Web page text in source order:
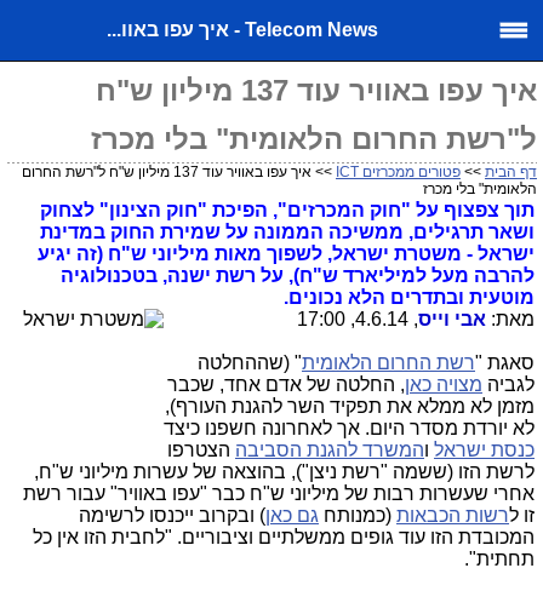
Telecom News - איך עפו באוו...
איך עפו באוויר עוד 137 מיליון ש"ח
ל"רשת החרום הלאומית" בלי מכרז
דף הבית >> פטורים ממכרזים ICT
>> איך עפו באוויר עוד 137 מיליון ש"ח ל"רשת החרום
הלאומית" בלי מכרז
תוך צפצוף על "חוק המכרזים", הפיכת "חוק הצינון" לצחוק
ושאר תרגילים, ממשיכה הממונה על שמירת החוק במדינת
ישראל - משטרת ישראל, לשפוך מאות מיליוני ש"ח (זה יגיע
להרבה מעל למיליארד ש"ח), על רשת ישנה, בטכנולוגיה
מוטעית ובתדרים הלא נכונים.
מאת: אבי וייס, 4.6.14, 17:00
סאגת "רשת החרום הלאומית" (שההחלטה
לגביה מצויה כאן, החלטה של אדם אחד, שכבר
מזמן לא ממלא את תפקיד השר להגנת העורף),
לא יורדת מסדר היום. אך לאחרונה חשפנו כיצד
כנסת ישראל והמשרד להגנת הסביבה הצטרפו
לרשת הזו (ששמה "רשת ניצן"), בהוצאה של עשרות מיליוני ש"ח,
אחרי שעשרות רבות של מיליוני ש"ח כבר "עפו באוויר" עבור רשת
זו לרשות הכבאות (כמנותח גם כאן) ובקרוב ייכנסו לרשימה
המכובדת הזו עוד גופים ממשלתיים וציבוריים. "לחבית הזו אין כל
תחתית".